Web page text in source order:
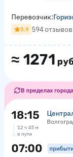
≈ 1271
Перевозчик:
3.9 594 отзывов
В пределах города
18:15
12 ч 45 м
в пути
07:00